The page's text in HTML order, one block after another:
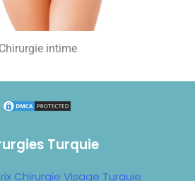
Chirurgie intime
Turquie
Chirurgie Visage Turquie